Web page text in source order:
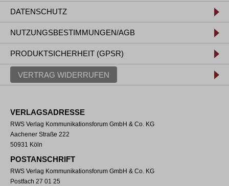
DATENSCHUTZ
NUTZUNGSBESTIMMUNGEN/AGB
PRODUKTSICHERHEIT (GPSR)
VERTRAG WIDERRUFEN
VERLAGSADRESSE
RWS Verlag Kommunikationsforum GmbH & Co. KG
Aachener Straße 222
50931 Köln
POSTANSCHRIFT
RWS Verlag Kommunikationsforum GmbH & Co. KG
Postfach 27 01 25